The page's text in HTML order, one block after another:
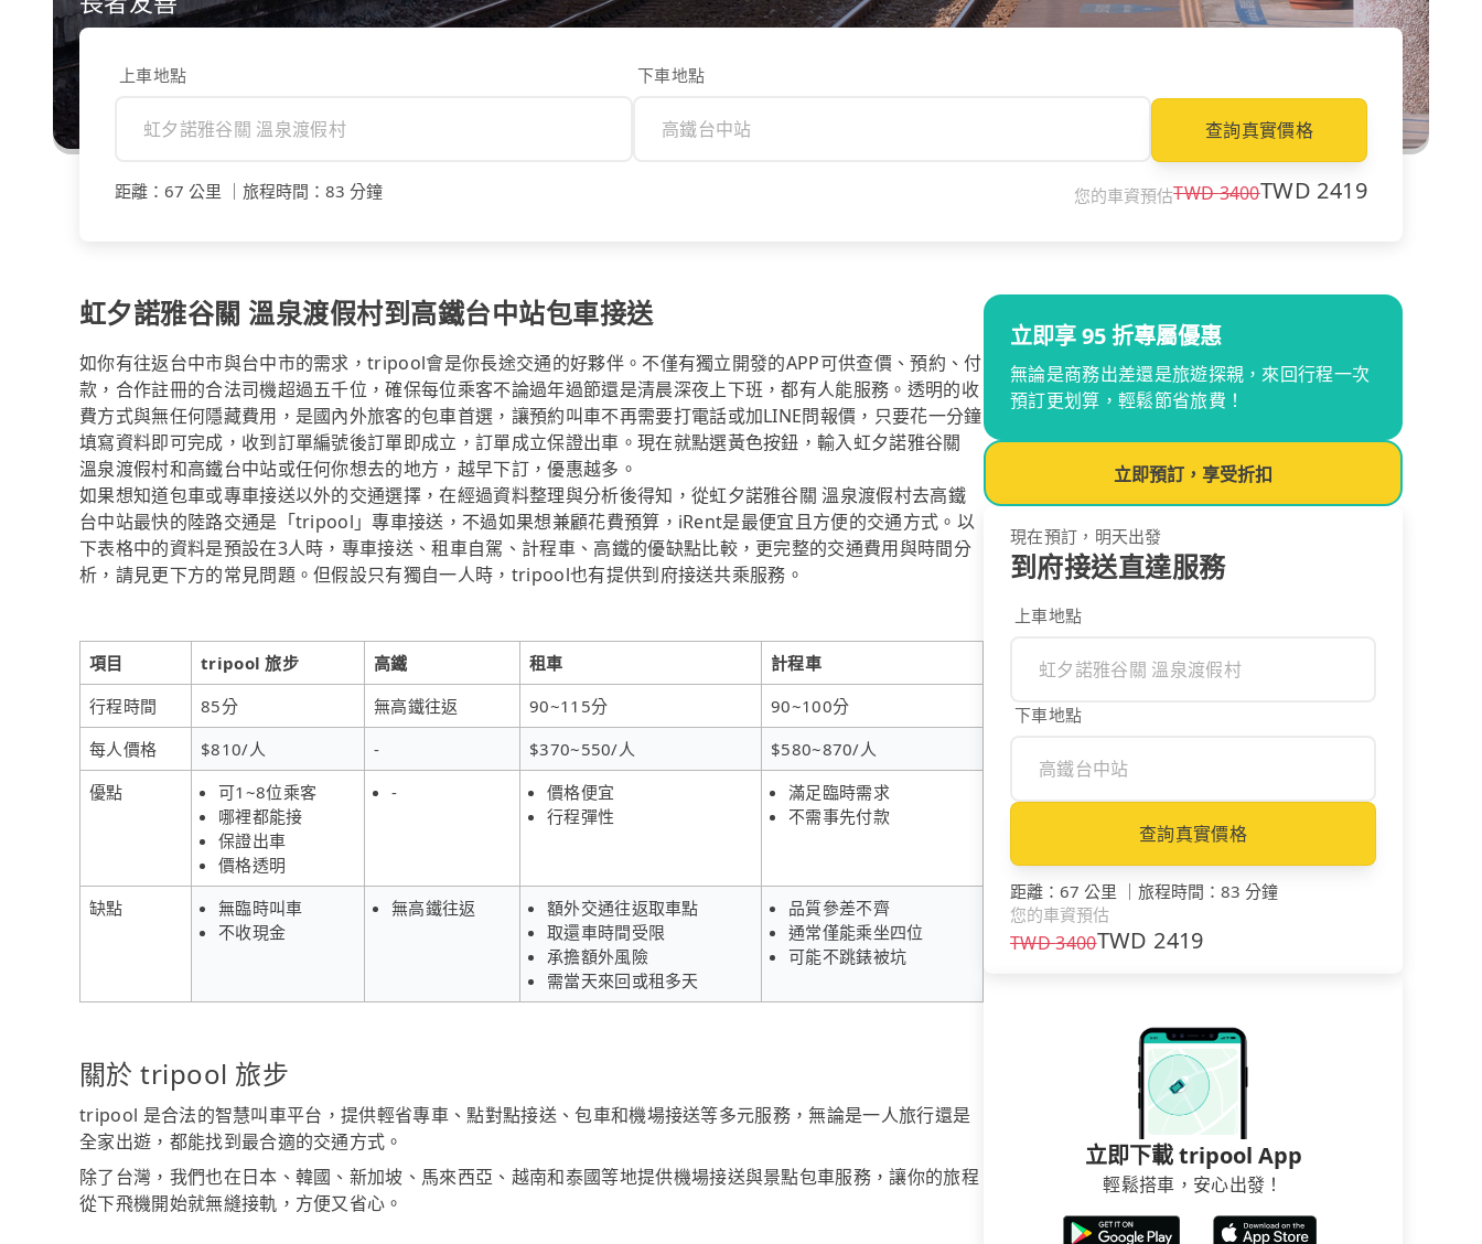
上車地點 下車地點
查詢真實價格
距離 ： 67 公里 旅程時間 ： 83 分鐘 您的車資預估TWD3400TWD 2419
虹夕諾雅谷關 溫泉渡假村到高鐵台中站包車接送
如你有往返台中市與台中市的需求，tripool會是你長途交通的好夥伴。不僅有獨立開發的APP可供查價、預約、付
款，合作註冊的合法司機超過五千位，確保每位乘客不論過年過節還是清晨深夜上下班，都有人能服務。透明的收
費方式與無任何隱藏費用，是國內外旅客的包車首選，讓預約叫車不再需要打電話或加LINE問報價，只要花一分鐘
填寫資料即可完成，收到訂單編號後訂單即成立，訂單成立保證出車。現在就點選黃色按鈕，輸入虹夕諾雅谷關
溫泉渡假村和高鐵台中站或任何你想去的地方，越早下訂，優惠越多。
如果想知道包車或專車接送以外的交通選擇，在經過資料整理與分析後得知，從虹夕諾雅谷關 溫泉渡假村去高鐵
台中站最快的陸路交通是「tripool」專車接送，不過如果想兼顧花費預算，iRent是最便宜且方便的交通方式。以
下表格中的資料是預設在3人時，專車接送、租車自駕、計程車、高鐵的優缺點比較，更完整的交通費用與時間分
析，請見更下方的常見問題。但假設只有獨自一人時，tripool也有提供到府接送共乘服務。
項目 tripool 旅步 高鐵 租車
計程車
行程時間
85分 無高鐵往返 90~115分
90~100分
每人價格
$810/人 - $370~550/人
$580~870/人
優點
可1~8位乘客
哪裡都能接
保證出車
價格透明
-
價格便宜
行程彈性
滿足臨時需求
不需事先付款
缺點
無臨時叫車
不收現金
無高鐵往返
額外交通往返取車點
取還車時間受限
承擔額外風險
需當天來回或租多天
品質參差不齊
通常僅能乘坐四位
可能不跳錶被坑
關於 tripool 旅步
tripool 是合法的智慧叫車平台，提供輕省專車、點對點接送、包車和機場接送等多元服務，無論是一人旅行還是
全家出遊，都能找到最合適的交通方式。
除了台灣，我們也在日本、韓國、新加坡、馬來西亞、越南和泰國等地提供機場接送與景點包車服務，讓你的旅程
從下飛機開始就無縫接軌，方便又省心。
立即享 95 折專屬優惠
無論是商務出差還是旅遊探親，來回行程一次
預訂更划算，輕鬆節省旅費！
立即預訂，享受折扣
現在預訂，明天出發
到府接送直達服務
上車地點
下車地點
查詢真實價格
距離 ： 67 公里 ｜ 旅程時間 ： 83 分鐘
您的車資預估
TWD3400TWD 2419
立即下載 tripool App
輕鬆搭車，安心出發！